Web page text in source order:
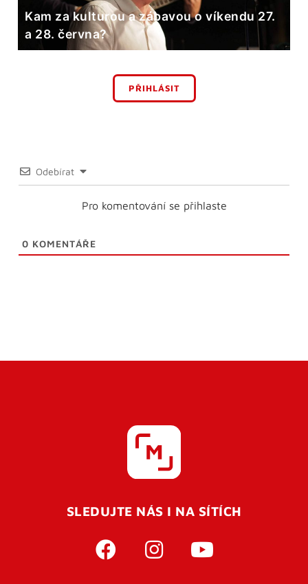
Kam za kulturou a zábavou o víkendu 27.
a 28. června?
PŘIHLÁSIT
Odebírat
Pro komentování se přihlaste
0 KOMENTÁŘE
SLEDUJTE NÁS I NA SÍTÍCH